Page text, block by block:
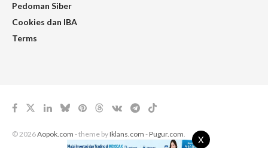
X
Pedoman Siber
Cookies dan IBA
Terms
© 2026Aopok.com - theme by Iklans.com - Pugur.com.